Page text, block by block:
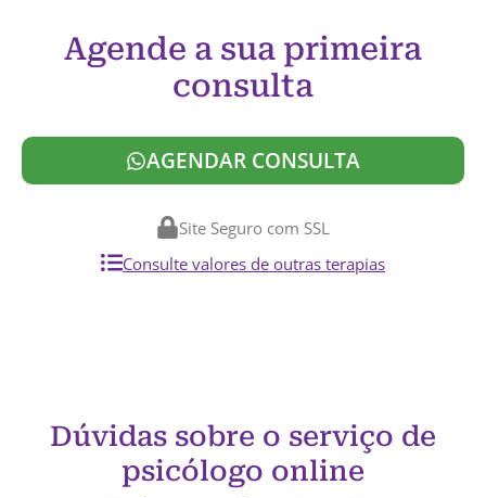
Agende a sua primeira
consulta
AGENDAR CONSULTA
Site Seguro com SSL
Consulte valores de outras terapias
Dúvidas sobre o serviço de
psicólogo online